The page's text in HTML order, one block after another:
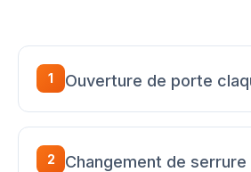
1 Ouverture de porte
2 Changement de